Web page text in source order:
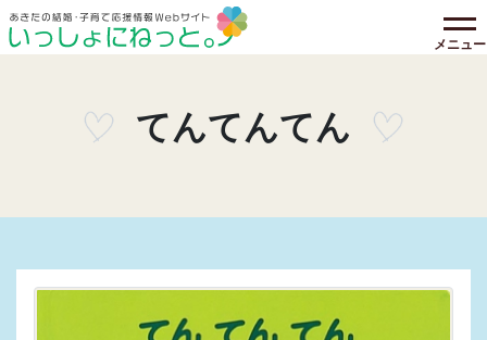
メニュー
てんてんてん